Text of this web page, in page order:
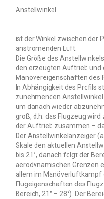
Anstellwinkel
ist der Winkel zwischen der
anströmenden Luft.
Die Größe des
den erzeugten Auftrieb und
Manövereigenschaften des
In Abhängigkeit des Profils
zunehmenden
um danach wieder
groß, d.h. das Flugzeug
der Auftrieb zusammen –
Der Anstellwinkelanzeiger
Skale den aktuellen
bis 21°, danach folgt der
aerodynamischen Grenzen
allem im Manöverluftkampf
Flugeigenschaften des
Bereich, 21° – 28°). Der